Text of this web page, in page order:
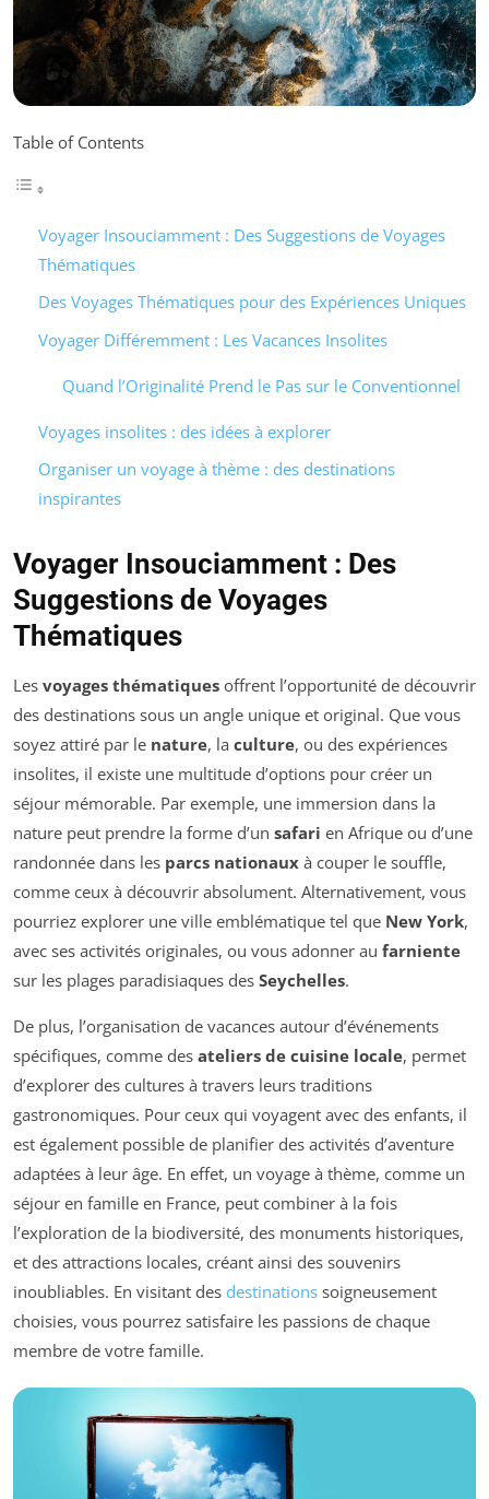
Table of Contents
Voyager Insouciamment : Des Suggestions de Voyages
Thématiques
Des Voyages Thématiques pour des Expériences Uniques
Voyager Différemment : Les Vacances Insolites
Quand l’Originalité Prend le Pas sur le Conventionnel
Voyages insolites : des idées à explorer
Organiser un voyage à thème : des destinations
inspirantes
Voyager Insouciamment : Des
Suggestions de Voyages
Thématiques
Les voyages thématiques offrent l’opportunité de découvrir
des destinations sous un angle unique et original. Que vous
soyez attiré par le nature, la culture, ou des expériences
insolites, il existe une multitude d’options pour créer un
séjour mémorable. Par exemple, une immersion dans la
nature peut prendre la forme d’un safari en Afrique ou d’une
randonnée dans les parcs nationaux à couper le souffle,
comme ceux à découvrir absolument. Alternativement, vous
pourriez explorer une ville emblématique tel que New York,
avec ses activités originales, ou vous adonner au farniente
sur les plages paradisiaques des Seychelles.
De plus, l’organisation de vacances autour d’événements
spécifiques, comme des ateliers de cuisine locale, permet
d’explorer des cultures à travers leurs traditions
gastronomiques. Pour ceux qui voyagent avec des enfants, il
est également possible de planifier des activités d’aventure
adaptées à leur âge. En effet, un voyage à thème, comme un
séjour en famille en France, peut combiner à la fois
l’exploration de la biodiversité, des monuments historiques,
et des attractions locales, créant ainsi des souvenirs
inoubliables. En visitant des destinations soigneusement
choisies, vous pourrez satisfaire les passions de chaque
membre de votre famille.